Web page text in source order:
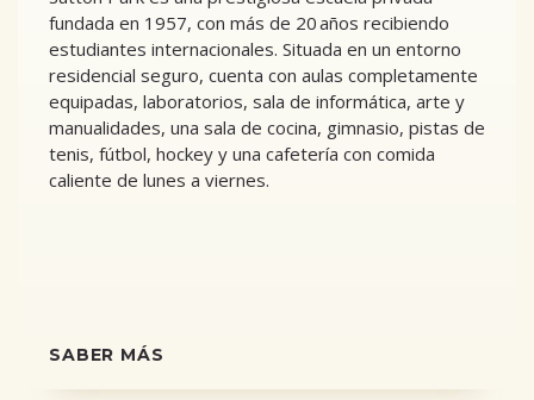
fundada en 1957, con más de 20 años recibiendo
estudiantes internacionales. Situada en un entorno
residencial seguro, cuenta con aulas completamente
equipadas, laboratorios, sala de informática, arte y
manualidades, una sala de cocina, gimnasio, pistas de
tenis, fútbol, hockey y una cafetería con comida
caliente de lunes a viernes.
SABER MÁS